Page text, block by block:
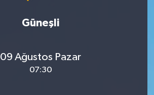
Güneşli
09 Ağustos Pazar
07:30